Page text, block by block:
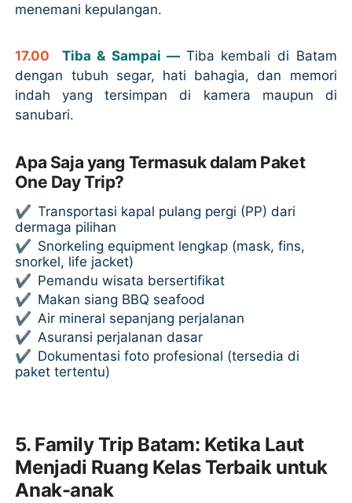
menemani kepulangan.
17.00 Tiba & Sampai — Tiba kembali di Batam
dengan tubuh segar, hati bahagia, dan memori
indah yang tersimpan di kamera maupun di
sanubari.
Apa Saja yang Termasuk dalam Paket
One Day Trip?
✔Transportasi kapal pulang pergi (PP) dari
dermaga pilihan
✔ Snorkeling equipment lengkap (mask, fins,
snorkel, life jacket)
✔ Pemandu wisata bersertifikat
✔ Makan siang BBQ seafood
✔Air mineral sepanjang perjalanan
✔Asuransi perjalanan dasar
✔ Dokumentasi foto profesional (tersedia di
paket tertentu)
5. Family Trip Batam: Ketika Laut
Menjadi Ruang Kelas Terbaik untuk
Anak-anak